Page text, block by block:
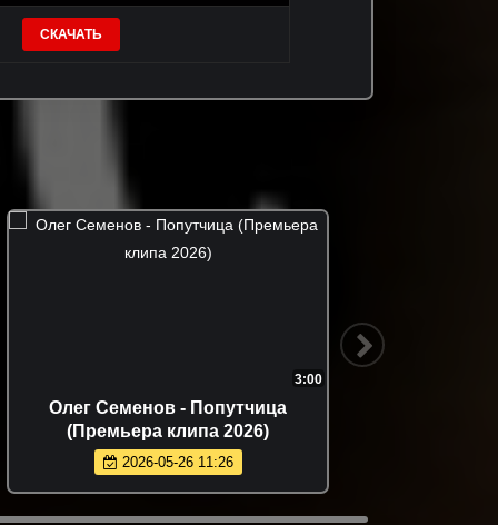
СКАЧАТЬ
3:00
Олег Семенов - Попутчица
(Премьера клипа 2026)
2026-05-26 11:26